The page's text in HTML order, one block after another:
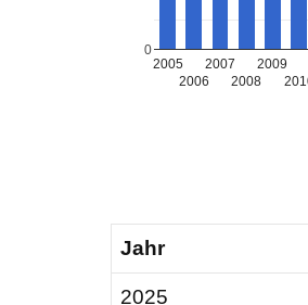
2005
2006
2007
2008
2009
0
Jahr
2025